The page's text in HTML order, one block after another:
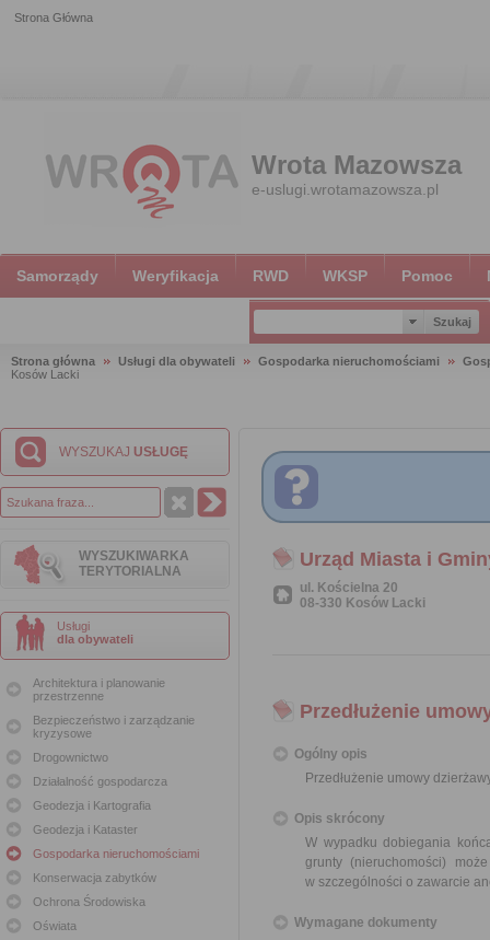
Strona Główna
Wrota Mazowsza
e-uslugi.wrotamazowsza.pl
Samorządy Weryfikacja RWD WKSP Pomoc
Strona główna Usługi dla obywateli Gospodarka nieruchomościami
Kosów Lacki
WYSZUKAJ USŁUGĘ
WYSZUKIWARKA
TERYTORIALNA
Usługi
dla obywateli
Architektura i planowanie
przestrzenne
Bezpieczeństwo i zarządzanie
kryzysowe
Drogownictwo
Działalność gospodarcza
Geodezja i Kartografia
Geodezja i Kataster
Gospodarka nieruchomościami
Konserwacja zabytków
Ochrona Środowiska
Oświata
Urząd Miasta i
ul. Kościelna 20
08-330 Kosów Lacki
Przedłużenie
Ogólny opis
Przedłużenie umowy
Opis skrócony
W wypadku dobiegania
grunty (nieruchomości)
w szczególności o zawarcie
Wymagane dokumenty